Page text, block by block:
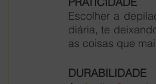
Escolher a
diária, te
as coisas que
DURABILIDADE